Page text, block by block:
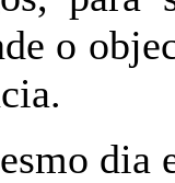
o
dia